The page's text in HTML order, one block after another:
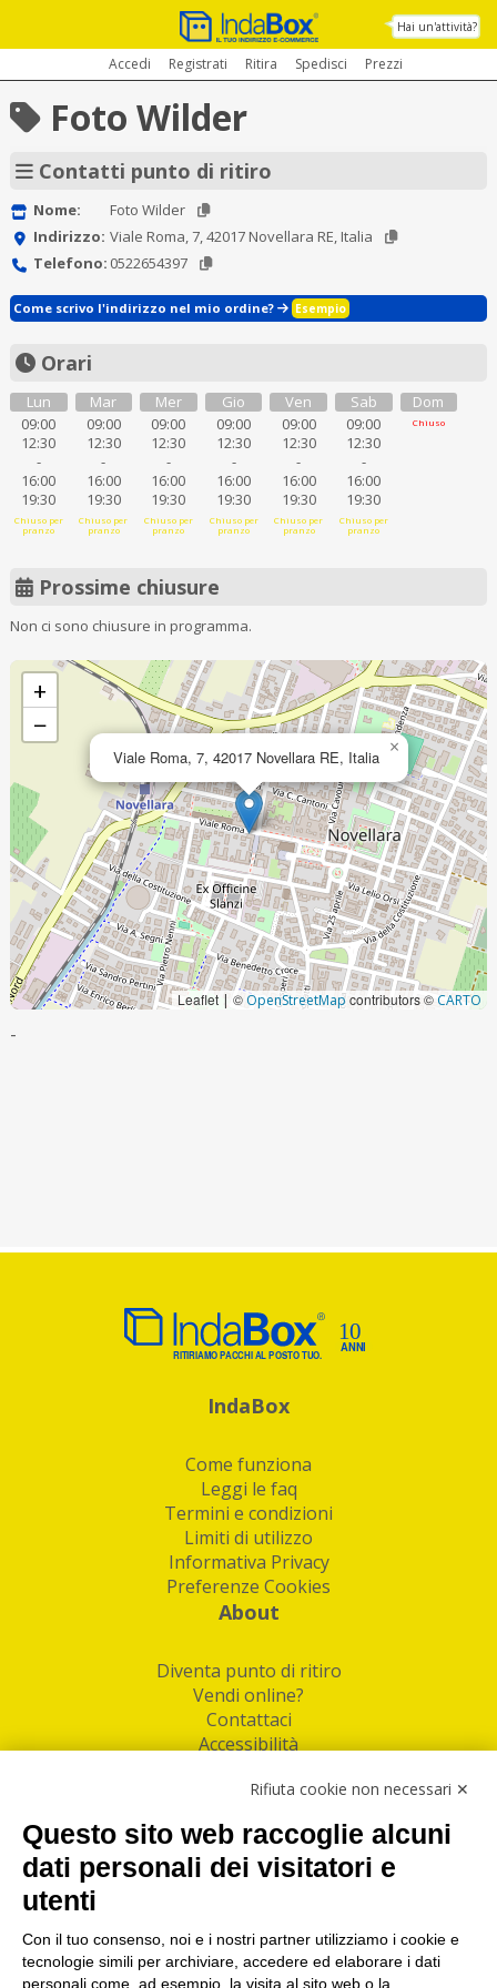
Hai un'attività?
Accedi Registrati Ritira Spedisci Prezzi
Foto Wilder
Contatti punto di ritiro
Nome:
Foto Wilder
Indirizzo: Viale Roma, 7, 42017 Novellara RE, Italia
Telefono: 0522654397
Come scrivo l'indirizzo nel mio ordine? Esempio
Orari
Lun
09:00
12:30
-
16:00
19:30
Chiuso per
pranzo
Mar
09:00
12:30
-
16:00
19:30
Chiuso per
pranzo
Mer
09:00
12:30
-
16:00
19:30
Chiuso per
pranzo
Gio
09:00
12:30
-
16:00
19:30
Chiuso per
pranzo
Ven
09:00
12:30
-
16:00
19:30
Chiuso per
pranzo
Sab
09:00
12:30
-
16:00
19:30
Chiuso per
pranzo
Dom
Chiuso
Prossime chiusure
Non ci sono chiusure in programma.
Viale Roma, 7, 42017 Novellara RE, Italia ×
+
−
Leaflet | ©OpenStreetMapcontributors ©CARTO
-
IndaBox
Come funziona
Leggi le faq
Termini e condizioni
Limiti di utilizzo
Informativa Privacy
Preferenze Cookies
About
Diventa punto di ritiro
Vendi online?
Contattaci
Accessibilità
Facebook
Linkedin
I nostri punti di ritiro e spedizione pacchi nelle
maggiori città italiane
Torino|Milano|Roma|Bologna|Firenze| Genova
Rifiuta cookie non necessari ✕
Questo sito web raccoglie alcuni
dati personali dei visitatori e
utenti
Con il tuo consenso, noi e i nostri partner utilizziamo i cookie e
tecnologie simili per archiviare, accedere ed elaborare i dati
personali come, ad esempio, la visita al sito web o la